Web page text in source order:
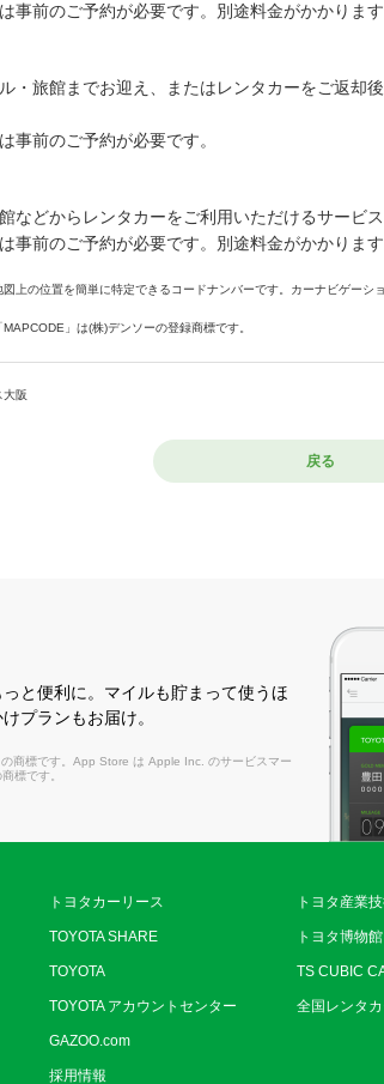
事前のご予約が必要です。別途料金がかかります
・旅館までお迎え、またはレンタカーをご返却
事前のご予約が必要です。
などからレンタカーをご利用いただけるサービス
事前のご予約が必要です。別途料金がかかります
上の位置を簡単に特定できるコードナンバーです。カーナビゲーシ
」は(株)デンソーの登録商標です。
大阪
戻る
と便利に。マイルも貯まって使うほ
プランもお届け。
商標です。App Store は Apple Inc. のサービスマー
標です。
トヨタカーリース
TOYOTA SHARE
TOYOTA
TOYOTA アカウントセンター
GAZOO.com
採用情報
トヨタ産業
トヨタ博物館
TS CUBIC
全国レンタ